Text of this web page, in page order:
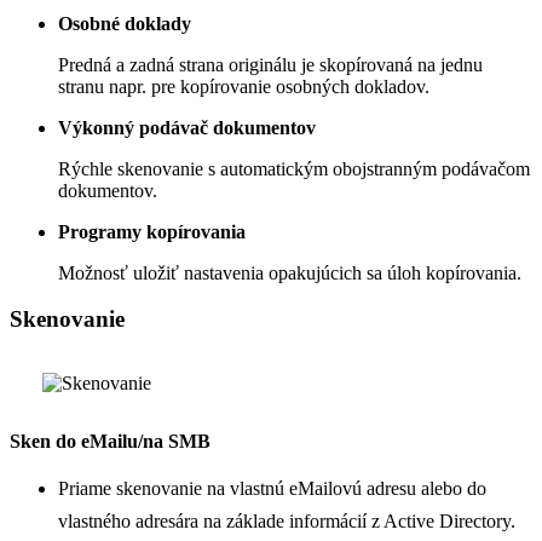
Osobné doklady
Predná a zadná strana originálu je skopírovaná na jednu
stranu napr. pre kopírovanie osobných dokladov.
Výkonný podávač dokumentov
Rýchle skenovanie s automatickým obojstranným podávačom
dokumentov.
Programy kopírovania
Možnosť uložiť nastavenia opakujúcich sa úloh kopírovania.
Skenovanie
Sken do eMailu/na SMB
Priame skenovanie na vlastnú eMailovú adresu alebo do
vlastného adresára na základe informácií z Active Directory.